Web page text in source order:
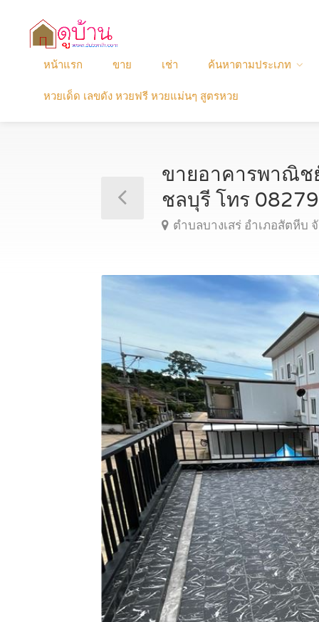
หน้าแรก ขาย เช่า ค้นหาตามประเภท
หวยเด็ด เลขดัง หวยฟรี หวยแม่นๆ สูตรหวย
ขายอาคารพาณิช
ชลบุรี โทร
ตำบลบางเสร่ อำเภอสัตหีบ